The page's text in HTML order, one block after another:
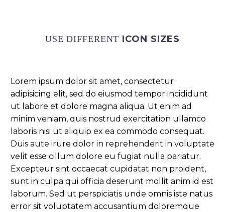
USE DIFFERENT ICON SIZES
Lorem ipsum dolor sit amet, consectetur
adipisicing elit, sed do eiusmod tempor incididunt
ut labore et dolore magna aliqua. Ut enim ad
minim veniam, quis nostrud exercitation ullamco
laboris nisi ut aliquip ex ea commodo consequat.
Duis aute irure dolor in reprehenderit in voluptate
velit esse cillum dolore eu fugiat nulla pariatur.
Excepteur sint occaecat cupidatat non proident,
sunt in culpa qui officia deserunt mollit anim id est
laborum. Sed ut perspiciatis unde omnis iste natus
error sit voluptatem accusantium doloremque